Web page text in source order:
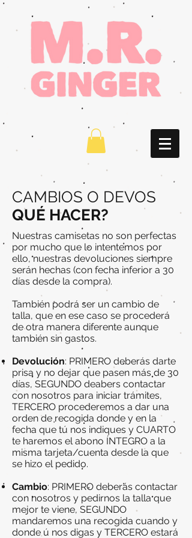
CAMBIOS O DEVOS
QUÉ HACER?
Nuestras camisetas no son perfectas
por mucho que lo intentemos por
ello, nuestras devoluciones siempre
serán hechas (con fecha inferior a 30
días desde la compra).
También podrá ser un cambio de
talla, que en ese caso se procederá
de otra manera diferente aunque
también sin gastos.
Devolución: PRIMERO deberás darte
prisa y no dejar que pasen más de 30
días, SEGUNDO deabers contactar
con nosotros para iniciar trámites,
TERCERO procederemos a dar una
orden de recogida donde y en la
fecha que tú nos indiques y CUARTO
te haremos el abono ÍNTEGRO a la
misma tarjeta/cuenta desde la que
se hizo el pedido.
Cambio: PRIMERO deberás contactar
con nosotros y pedirnos la talla que
mejor te viene, SEGUNDO
mandaremos una recogida cuando y
donde ú nos digas y TERCERO estará